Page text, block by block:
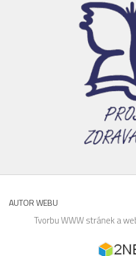
AUTOR WEBU
Tvorbu WWW stránek a